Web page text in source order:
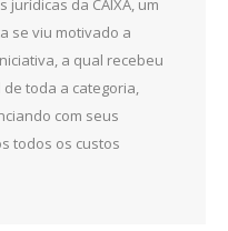
jurídicas da CAIXA, um
se viu motivado a
a qual recebeu
toda a categoria,
com seus
todos os custos